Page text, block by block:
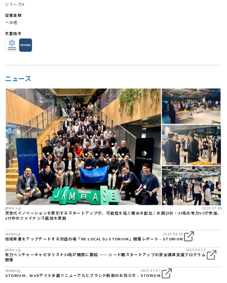
シリーズA
従業員数
〜20名
主要株主
ニュース
prtimes.jp 2026.07.08
次世代イノベーションを牽引するスタートアップが、可能性を拓く機会を創出｜全国25社・33名の有力VCが参加、
175件のファイナンス面談を実施
storium.jp 2026.04.08
地域産業をアップデートする対話の場『RE:LOCAL by STORIUM』開催レポート - STORIUM
prtimes.jp 2026.03.12
有力ベンチャーキャピタリスト30名が関西に集結 ── シード期スタートアップの資金調達支援プログラム
開催
storium.jp 2025.07.07
STORIUM、Webサイト全面リニューアルとブランド刷新のお知らせ - STORIUM